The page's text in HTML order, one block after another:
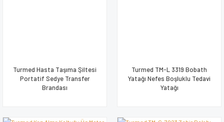
Turmed Hasta Taşıma Şiltesi
Portatif Sedye Transfer
Brandası
Turmed TM-L 3319 Bobath
Yatağı Nefes Boşluklu Tedavi
Yatağı